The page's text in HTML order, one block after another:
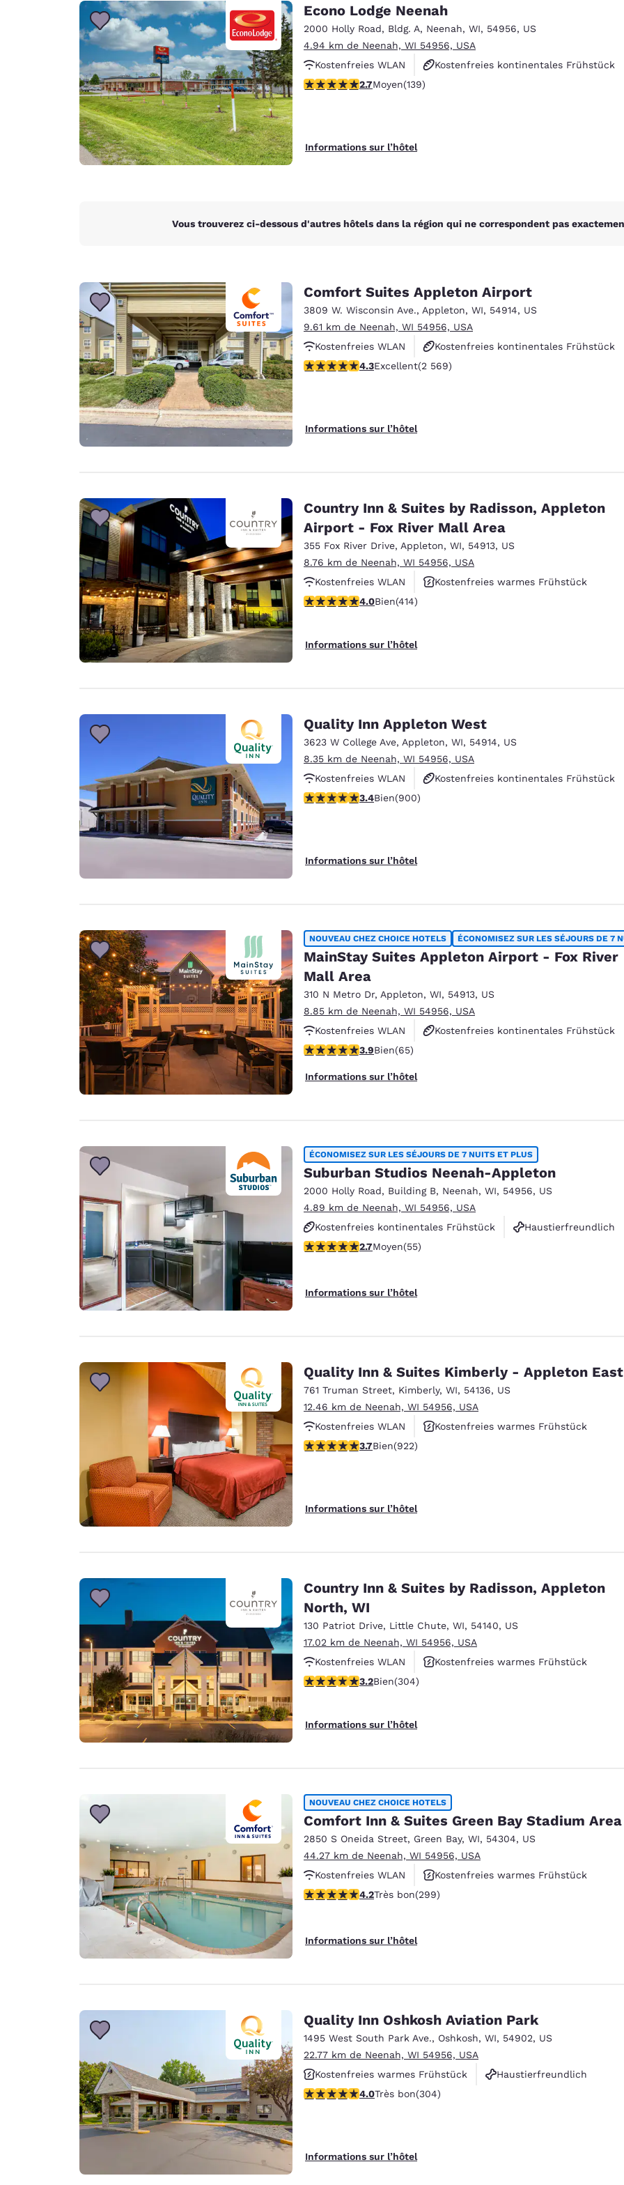
Français Español
Europe
Deutschland
Deutsch
Germany España
Spain
English
Ireland
Econo Lodge Neenah
2000 Holly Road, Bldg. A, Neenah, WI, 54956, US
4.94 km de Neenah, WI 54956, USA
Kostenfreies WLAN
Kostenfreies kontinentales Frühstück
Haustierfreundlich
2.68 étoiles. Moyen. 139 commentaires
2.7Moyen(139)
Informations sur l’hôtel
Vous trouverez ci-dessous d'autres hôtels dans la région qui ne correspondent pas
Comfort Suites Appleton Airport
3809 W. Wisconsin Ave., Appleton, WI, 54914, US
9.61 km de Neenah, WI 54956, USA
Kostenfreies WLAN
Kostenfreies kontinentales Frühstück
Kostenfreies warmes Frühstück
4.25 étoiles. Excellent. 2569 commentaires
4.3Excellent(2 569)
Informations sur l’hôtel
Country Inn & Suites by Radisson, Appleton
Airport - Fox River Mall Area
355 Fox River Drive, Appleton, WI, 54913, US
8.76 km de Neenah, WI 54956, USA
Kostenfreies WLAN
Kostenfreies warmes Frühstück
Haustierfreundlich
3.96 étoiles. Bien. 414 commentaires
4.0Bien(414)
Informations sur l’hôtel
Quality Inn Appleton West
3623 W College Ave, Appleton, WI, 54914, US
8.35 km de Neenah, WI 54956, USA
Kostenfreies WLAN
Kostenfreies kontinentales Frühstück
Haustierfreundlich
3.41 étoiles. Bien. 900 commentaires
3.4Bien(900)
Informations sur l’hôtel
NOUVEAU CHEZ CHOICE HOTELS ÉCONOMISEZ SUR LES SÉJOURS DE 7
MainStay Suites Appleton Airport - Fox River
Mall Area
310 N Metro Dr, Appleton, WI, 54913, US
8.85 km de Neenah, WI 54956, USA
Kostenfreies WLAN
Kostenfreies kontinentales Frühstück
Kostenfreies „Grab & Go“-Frühstück zum Mitnehmen
3.88 étoiles. Bien. 65 commentaires
3.9Bien(65)
Informations sur l’hôtel
ÉCONOMISEZ SUR LES SÉJOURS DE 7 NUITS ET PLUS
Suburban Studios Neenah-Appleton
2000 Holly Road, Building B, Neenah, WI, 54956, US
4.89 km de Neenah, WI 54956, USA
Kostenfreies kontinentales Frühstück
Haustierfreundlich
Rauchfrei
2.71 étoiles. Moyen. 55 commentaires
2.7Moyen(55)
Informations sur l’hôtel
Quality Inn & Suites Kimberly - Appleton East
761 Truman Street, Kimberly, WI, 54136, US
12.46 km de Neenah, WI 54956, USA
Kostenfreies WLAN
Kostenfreies warmes Frühstück
Haustierfreundlich
3.74 étoiles. Bien. 922 commentaires
3.7Bien(922)
Informations sur l’hôtel
Country Inn & Suites by Radisson, Appleton
North, WI
130 Patriot Drive, Little Chute, WI, 54140, US
17.02 km de Neenah, WI 54956, USA
Kostenfreies WLAN
Kostenfreies warmes Frühstück
Rauchfrei
3.24 étoiles. Bien. 304 commentaires
3.2Bien(304)
Informations sur l’hôtel
NOUVEAU CHEZ CHOICE HOTELS
Comfort Inn & Suites Green Bay Stadium Area
2850 S Oneida Street, Green Bay, WI, 54304, US
44.27 km de Neenah, WI 54956, USA
Kostenfreies WLAN
Kostenfreies warmes Frühstück
Rauchfrei
4.19 étoiles. Très bon. 299 commentaires
4.2Très bon(299)
Informations sur l’hôtel
Quality Inn Oshkosh Aviation Park
1495 West South Park Ave., Oshkosh, WI, 54902, US
22.77 km de Neenah, WI 54956, USA
Kostenfreies warmes Frühstück
Haustierfreundlich
Rauchfrei
4.01 étoiles. Très bon. 304 commentaires
4.0Très bon(304)
Informations sur l’hôtel